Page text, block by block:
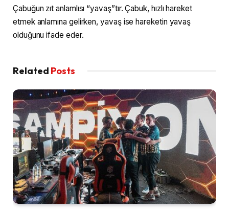
Çabuğun zıt anlamlısı “yavaş”tır. Çabuk, hızlı hareket
etmek anlamına gelirken, yavaş ise hareketin yavaş
olduğunu ifade eder.
Related Posts